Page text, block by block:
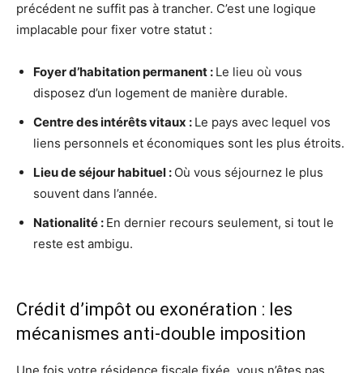
précédent ne suffit pas à trancher. C’est une logique
implacable pour fixer votre statut :
Foyer d’habitation permanent : Le lieu où vous
disposez d’un logement de manière durable.
Centre des intérêts vitaux : Le pays avec lequel vos
liens personnels et économiques sont les plus étroits.
Lieu de séjour habituel : Où vous séjournez le plus
souvent dans l’année.
Nationalité : En dernier recours seulement, si tout le
reste est ambigu.
Crédit d’impôt ou exonération : les
mécanismes anti-double imposition